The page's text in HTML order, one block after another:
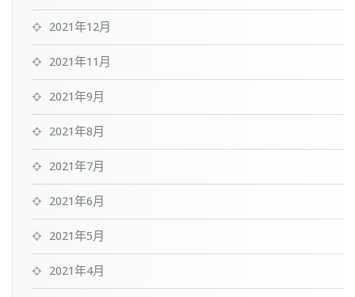
2021年12月
2021年11月
2021年9月
2021年8月
2021年7月
2021年6月
2021年5月
2021年4月